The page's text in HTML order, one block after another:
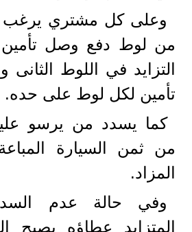
وعلى كل مشتري يرغب
من لوط دفع وصل تأمين
التزايد في اللوط
تأمين لكل لوط على حده.
من ثمن السيارة
المزاد.
وفي حالة عدم
المتزايد عطاؤه يصبح